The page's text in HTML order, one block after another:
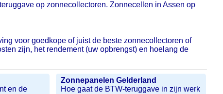
op zonnecollectoren. Zonnecellen in Assen op
voor goedkope of juist de beste zonnecollectoren of
zijn, het rendement (uw opbrengst) en hoelang de
en de
Zonnepanelen Gelderland
Hoe gaat de BTW-teruggave in zijn werk